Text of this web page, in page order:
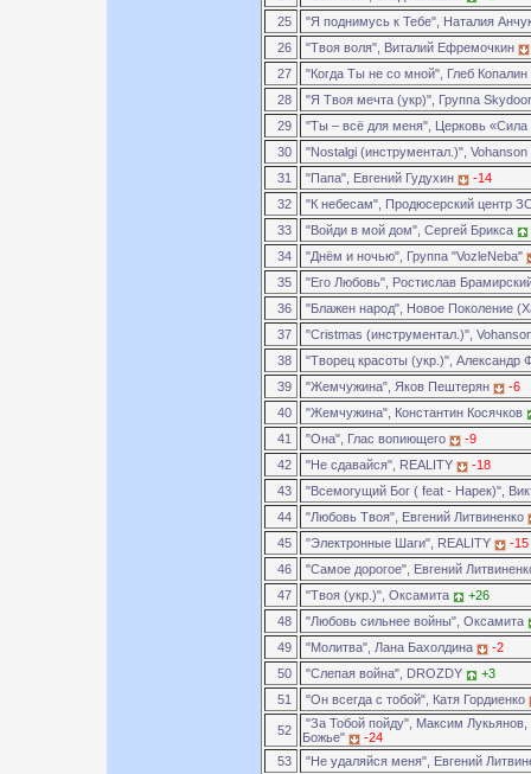
25
"Я поднимусь к Тебе", Наталия
26
"Твоя воля", Виталий Ефремочкин
27
"Когда Ты не со мной", Глеб Копалин
28
"Я Твоя мечта (укр)", Группа
29
"Ты – всё для меня", Церковь
30
"Nostalgi (инструментал.)", Vohanson
31
"Папа", Евгений Гудухин
-14
32
"К небесам", Продюсерский центр
33
"Войди в мой дом", Сергей Брикса
34
"Днём и ночью", Группа "VozleNeba"
35
"Его Любовь", Ростислав
36
"Блажен народ", Новое Поколение
37
"Cristmas (инструментал.)",
38
"Творец красоты (укр.)", Александр
39
"Жемчужина", Яков Пештерян
-6
40
"Жемчужина", Константин Косячков
41
"Она", Глас вопиющего
-9
42
"Не сдавайся", REALITY
-18
43
"Всемогущий Бог ( feat - Нарек)",
44
"Любовь Твоя", Евгений Литвиненко
45
"Электронные Шаги", REALITY
-15
46
"Самое дорогое", Евгений
47
"Твоя (укр.)", Оксамита
+26
48
"Любовь сильнее войны", Оксамита
49
"Молитва", Лана Бахолдина
-2
50
"Слепая война", DROZDY
+3
51
"Он всегда с тобой", Катя Гордиенко
52
"За Тобой пойду", Максим
Божье"
-24
53
"Не удаляйся меня", Евгений